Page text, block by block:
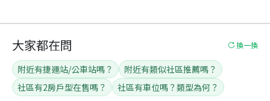
大家都在問 換一換
附近有捷運站/公車站嗎？
附近有類似社區推薦嗎？
社區有2房戶型在售嗎？
社區有車位嗎？類型為何？